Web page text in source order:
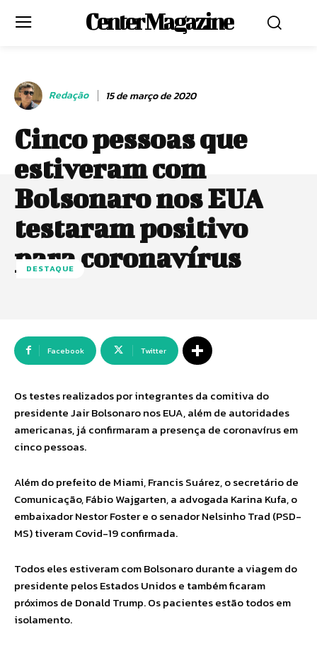
Center Magazine
Redação 15 de março de 2020
Cinco pessoas que
estiveram com
Bolsonaro nos EUA
testaram positivo
para coronavírus
DESTAQUE
Facebook Twitter
Os testes realizados por integrantes da comitiva do
presidente Jair Bolsonaro nos EUA, além de autoridades
americanas, já confirmaram a presença de coronavírus em
cinco pessoas.
Além do prefeito de Miami, Francis Suárez, o secretário de
Comunicação, Fábio Wajgarten, a advogada Karina Kufa, o
embaixador Nestor Foster e o senador Nelsinho Trad (PSD-
MS) tiveram Covid-19 confirmada.
Todos eles estiveram com Bolsonaro durante a viagem do
presidente pelos Estados Unidos e também ficaram
próximos de Donald Trump. Os pacientes estão todos em
isolamento.